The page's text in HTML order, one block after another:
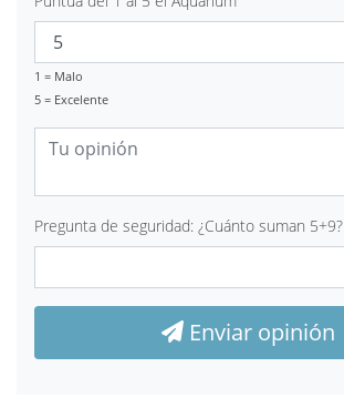
1 = Malo
5 = Excelente
Pregunta de seguridad: ¿Cuánto suman 5+9?
Enviar opinión